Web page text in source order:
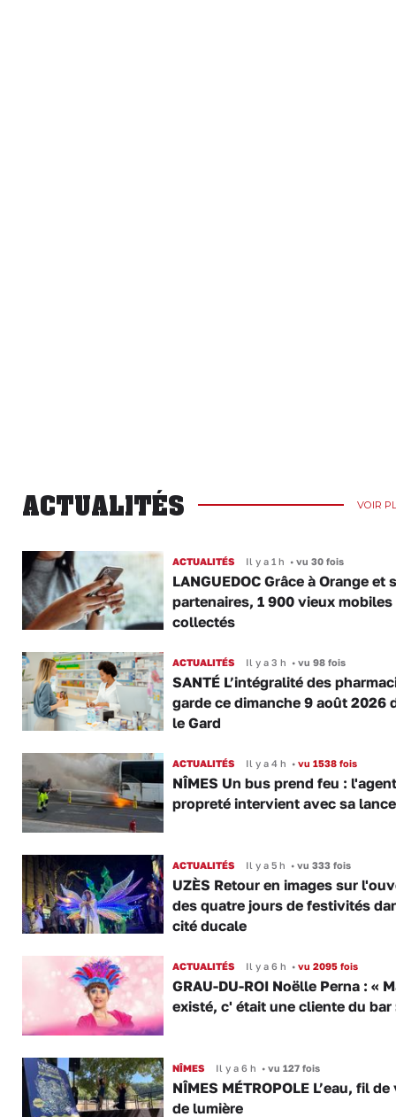
ACTUALITÉS VOIR
ACTUALITÉS Il y a 1 h •vu 30 fois
LANGUEDOC Grâce à Orange et
partenaires, 1 900 vieux mobiles
collectés
ACTUALITÉS Il y a 3 h •vu 98 fois
SANTÉ L’intégralité des
garde ce dimanche 9 août 2026
le Gard
ACTUALITÉS Il y a 4 h •vu 1538 fois
NÎMES Un bus prend feu :
propreté intervient avec sa lance
ACTUALITÉS Il y a 5 h •vu 333 fois
UZÈS Retour en images sur
des quatre jours de festivités
cité ducale
ACTUALITÉS Il y a 6 h •vu 2095 fois
GRAU-DU-ROI Noëlle Perna : «
existé, c' était une cliente du bar
NÎMES Il y a 6 h •vu 127 fois
NÎMES MÉTROPOLE L’eau, fil de
de lumière